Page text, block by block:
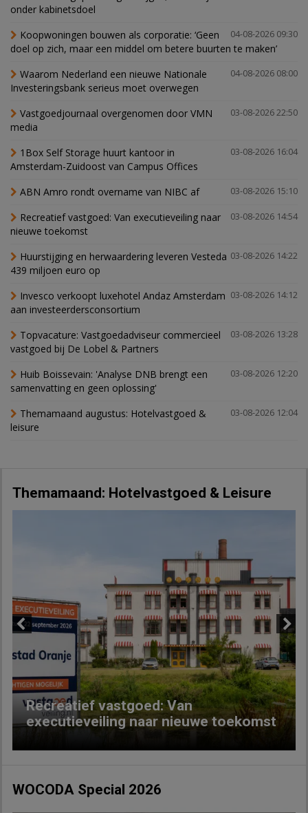
onder kabinetsdoel
04-08-2026 09:30
Koopwoningen bouwen als corporatie: ‘Geen
doel op zich, maar een middel om betere buurten te maken’
04-08-2026 08:00
Waarom Nederland een nieuwe Nationale
Investeringsbank serieus moet overwegen
03-08-2026 22:50
Vastgoedjournaal overgenomen door VMN
media
03-08-2026 16:04
1Box Self Storage huurt kantoor in
Amsterdam-Zuidoost van Campus Offices
03-08-2026 15:10
ABN Amro rondt overname van NIBC af
03-08-2026 14:54
Recreatief vastgoed: Van executieveiling naar
nieuwe toekomst
03-08-2026 14:22
Huurstijging en herwaardering leveren Vesteda
439 miljoen euro op
03-08-2026 14:12
Invesco verkoopt luxehotel Andaz Amsterdam
aan investeerdersconsortium
03-08-2026 13:28
Topvacature: Vastgoedadviseur commercieel
vastgoed bij De Lobel & Partners
03-08-2026 12:20
Huib Boissevain: 'Analyse DNB brengt een
samenvatting en geen oplossing'
03-08-2026 12:04
Themamaand augustus: Hotelvastgoed &
leisure
Themamaand: Hotelvastgoed & Leisure
Recreatief vastgoed: Van
executieveiling naar nieuwe toekomst
Next
WOCODA Special 2026